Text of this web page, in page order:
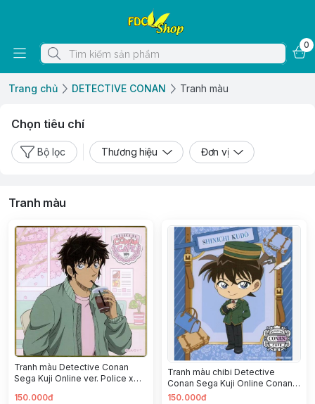
0
Trang chủ DETECTIVE CONAN Tranh màu
Chọn tiêu chí
Bộ lọc Thương hiệu Đơn vị
Tranh màu
Tranh màu Detective Conan
Sega Kuji Online ver. Police x
150.000đ
Tranh màu chibi Detective
Conan Sega Kuji Online Conan
Cafe 2023 - Kudou Shinichi
150.000đ